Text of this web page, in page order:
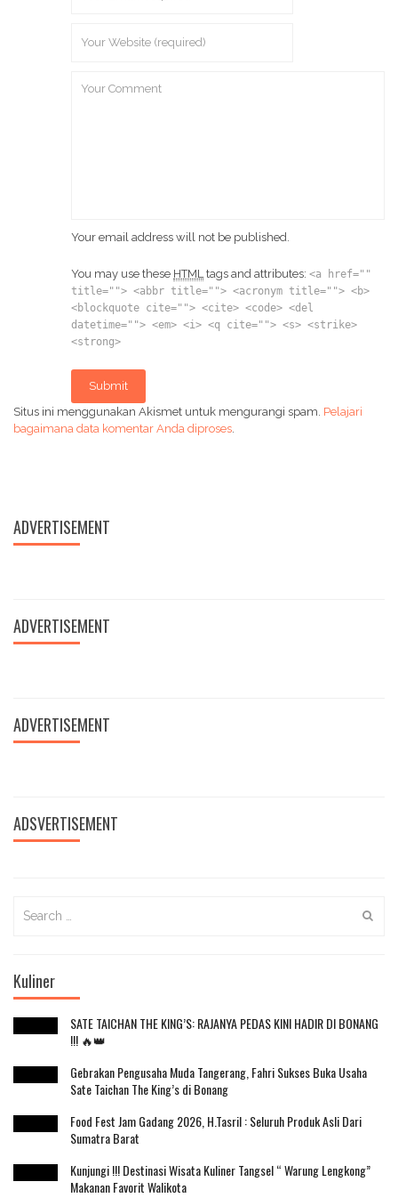
Your email address will not be published.
You may use these HTML tags and attributes: <a href=""
title=""> <abbr title=""> <acronym title=""> <b>
<blockquote cite=""> <cite> <code> <del
datetime=""> <em> <i> <q cite=""> <s> <strike>
<strong>
Submit
Situs ini menggunakan Akismet untuk mengurangi spam. Pelajari
bagaimana data komentar Anda diproses
ADVERTISEMENT
ADVERTISEMENT
ADVERTISEMENT
ADSVERTISEMENT
for:
Kuliner
SATE TAICHAN THE KING’S: RAJANYA PEDAS KINI HADIR DI BONANG
!!! 🔥👑
Gebrakan Pengusaha Muda Tangerang, Fahri Sukses Buka Usaha
Sate Taichan The King’s di Bonang
Food Fest Jam Gadang 2026, H.Tasril : Seluruh Produk Asli Dari
Sumatra Barat
Kunjungi !!! Destinasi Wisata Kuliner Tangsel “ Warung Lengkong”
Makanan Favorit Walikota